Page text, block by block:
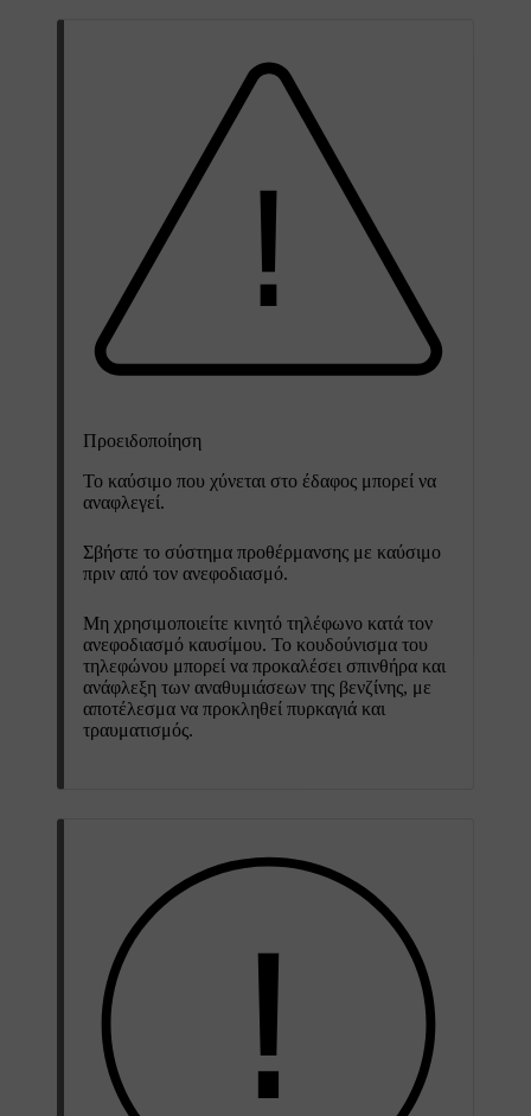
Προειδοποίηση
Το καύσιμο που χύνεται στο έδαφος μπορεί να
αναφλεγεί.
Σβήστε το σύστημα προθέρμανσης με καύσιμο
πριν από τον ανεφοδιασμό.
Μη χρησιμοποιείτε κινητό τηλέφωνο κατά τον
ανεφοδιασμό καυσίμου. Το κουδούνισμα του
τηλεφώνου μπορεί να προκαλέσει σπινθήρα και
ανάφλεξη των αναθυμιάσεων της βενζίνης, με
αποτέλεσμα να προκληθεί πυρκαγιά και
τραυματισμός.